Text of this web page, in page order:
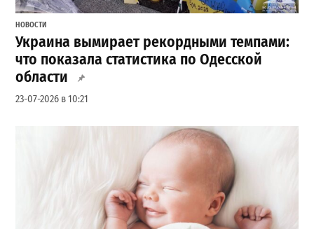
НОВОСТИ
Украина вымирает рекордными темпами:
что показала статистика по Одесской
области
23-07-2026 в 10:21